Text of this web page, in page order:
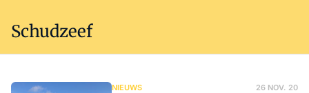
Schudzeef
NIEUWS 26 NOV. 20